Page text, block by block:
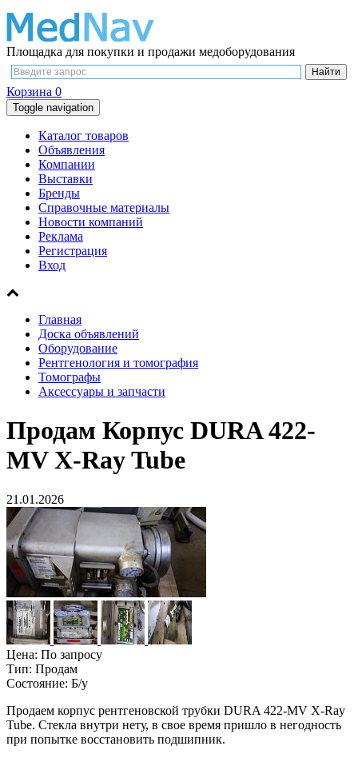
Площадка для покупки и продажи медоборудования
Корзина 0
Toggle navigation
Каталог товаров
Объявления
Компании
Выставки
Бренды
Справочные материалы
Новости компаний
Реклама
Регистрация
Вход
Главная
Доска объявлений
Оборудование
Рентгенология и томография
Томографы
Аксессуары и запчасти
Продам Корпус DURA 422-
MV X-Ray Tube
21.01.2026
Цена: По запросу
Тип: Продам
Состояние: Б/у
Продаем корпус рентгеновской трубки DURA 422-MV X-Ray
Tube. Стекла внутри нету, в свое время пришло в негодность
при попытке восстановить подшипник.